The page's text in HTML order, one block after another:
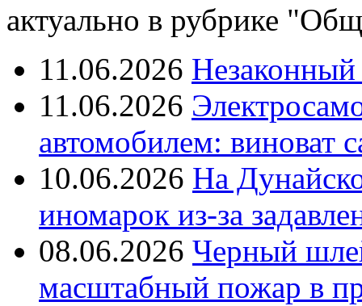
актуально в рубрике
11.06.2026
11.06.2026
автомобилем: виноват
10.06.2026 На
иномарок из-за
08.06.2026 Черный
масштабный пожар в